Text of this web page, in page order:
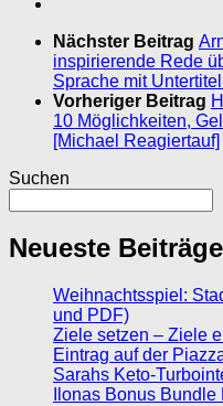
Nächster Beitrag
inspirierende Rede
Sprache mit
Vorheriger Beitrag
10 Möglichkeiten,
[Michael Reagiertauf]
Suchen
Neueste Beiträge
Weihnachtsspiel:
und PDF)
Ziele setzen – Ziele
Eintrag auf der
Sarahs Keto-
Ilonas Bonus Bundle